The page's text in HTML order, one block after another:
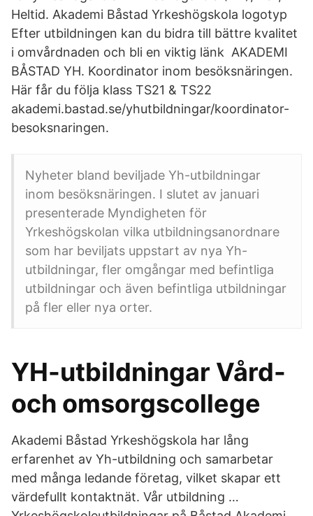
Heltid. Akademi Båstad Yrkeshögskola logotyp
Efter utbildningen kan du bidra till bättre kvalitet
i omvårdnaden och bli en viktig länk AKADEMI
BÅSTAD YH. Koordinator inom besöksnäringen.
Här får du följa klass TS21 & TS22
akademi.bastad.se/yhutbildningar/koordinator-
besoksnaringen.
Nyheter bland beviljade Yh-utbildningar
inom besöksnäringen. I slutet av januari
presenterade Myndigheten för
Yrkeshögskolan vilka utbildningsanordnare
som har beviljats uppstart av nya Yh-
utbildningar, fler omgångar med befintliga
utbildningar och även befintliga utbildningar
på fler eller nya orter.
YH-utbildningar Vård-
och omsorgscollege
Akademi Båstad Yrkeshögskola har lång
erfarenhet av Yh-utbildning och samarbetar
med många ledande företag, vilket skapar ett
värdefullt kontaktnät. Vår utbildning …